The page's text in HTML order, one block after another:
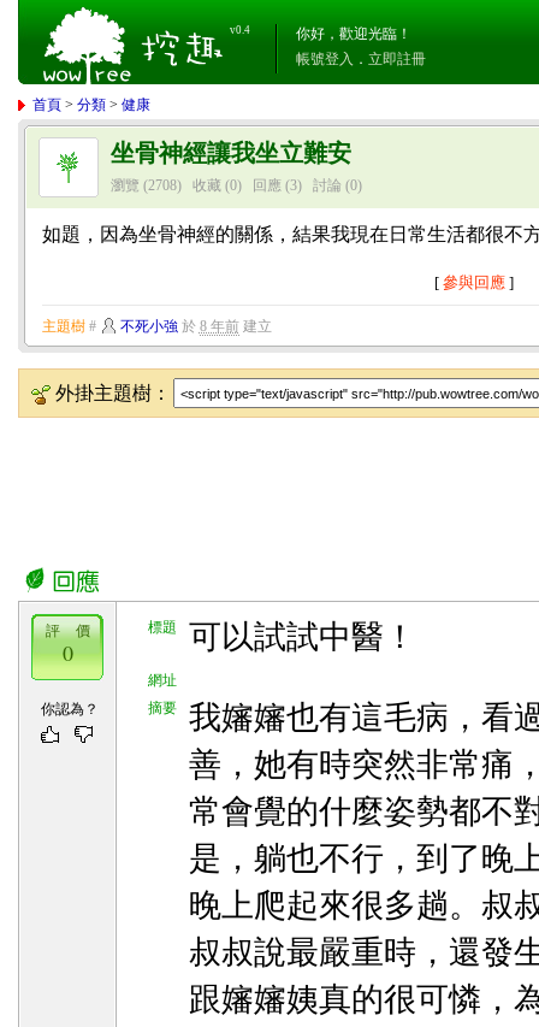
v0.4
你好，歡迎光臨！
帳號登入 ． 立即註冊
首頁 >分類 >健康
坐骨神經讓我坐立難安
瀏覽 (2708) 收藏 (0) 回應 (3) 討論 (0)
如題，因為坐骨神經的關係，結果我現在日常生活都很不
[ 參與回應]
主題樹 # 不死小強於 8 年前建立
外掛主題樹：
標題 可以試試中醫！
網址
摘要
我嬸嬸也有這毛病，看
善，她有時突然非常痛
常會覺的什麼姿勢都不
是，躺也不行，到了晚
晚上爬起來很多趟。叔
叔叔說最嚴重時，還發
跟嬸嬸姨真的很可憐，
評 價
0
你認為？